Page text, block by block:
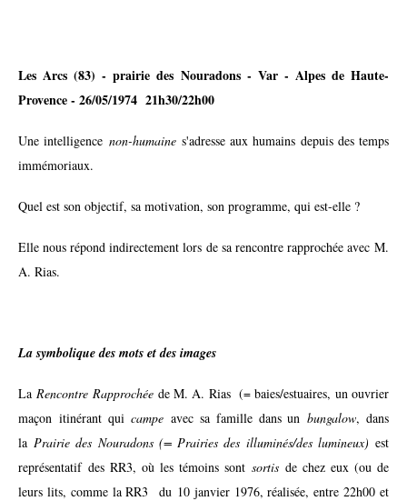
Les Arcs (83) - prairie des Nouradons - Var - Alpes de Haute-
Provence - 26/05/1974 21h30/22h00
Une intelligence non-humaines'adresse aux humains depuis des temps
immémoriaux.
Quel est son objectif, sa motivation, son programme, qui est-elle ?
Elle nous répond indirectement lors de sa rencontre rapprochée avec M.
A. Rias.
La symbolique des mots et des images
La Rencontre Rapprochée de M. A. Rias (= baies/estuaires, un ouvrier
maçon itinérant quicampe avec sa famille dans un bungalow, dans
la Prairie des Nouradons (= Prairies des illuminés/des lumineux)est
représentatif des RR3, où les témoins sont sortis de chez eux (ou de
leurs lits, comme la RR3 du 10 janvier 1976, réalisée, entre 22h00 et